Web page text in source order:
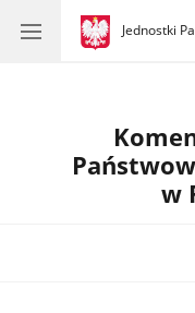
gov.pl
Jednostki
gov.pl
Jednostki
w